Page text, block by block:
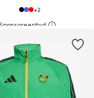
+2